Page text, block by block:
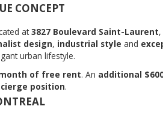
CONCEPT
at 3827 Boulevard Saint-Laurent
design, industrial style and
urban lifestyle.
of free rent. An additional
position.